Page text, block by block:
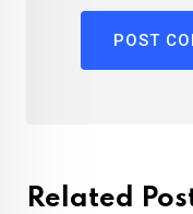
Related